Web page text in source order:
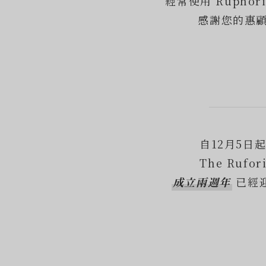
感謝您的惠顧
自12月5日起
The
成立兩週年 已經